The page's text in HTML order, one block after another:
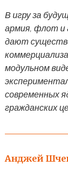
В игру за
армия, флот и
дают
модульном
современных
гражданских
Анджей